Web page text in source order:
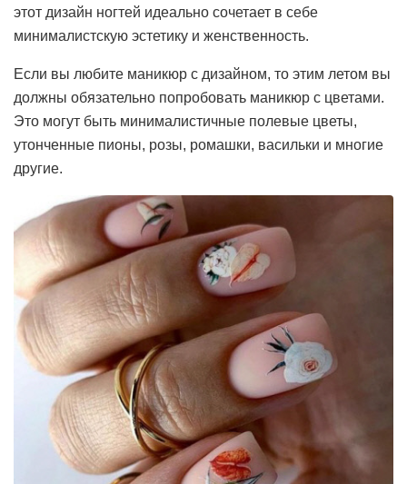
этот дизайн ногтей идеально сочетает в себе
минималистскую эстетику и женственность.
Если вы любите маникюр с дизайном, то этим летом вы
должны обязательно попробовать маникюр с цветами.
Это могут быть минималистичные полевые цветы,
утонченные пионы, розы, ромашки, васильки и многие
другие.